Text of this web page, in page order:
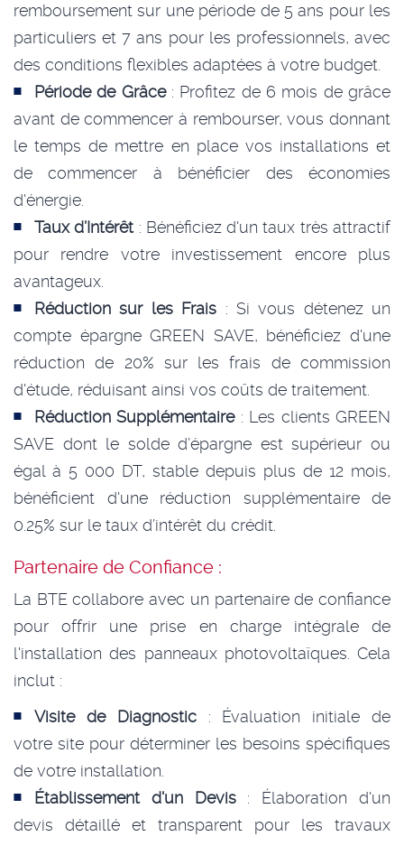
remboursement sur une période de 5 ans pour les
particuliers et 7 ans pour les professionnels, avec
des conditions flexibles adaptées à votre budget.
Période de Grâce: Profitez de 6 mois de grâce
avant de commencer à rembourser, vous donnant
le temps de mettre en place vos installations et
de commencer à bénéficier des économies
d'énergie.
Taux d’Intérêt: Bénéficiez d'un taux très attractif
pour rendre votre investissement encore plus
avantageux.
Réduction sur les Frais : Si vous détenez un
compte épargne GREEN SAVE, bénéficiez d'une
réduction de 20% sur les frais de commission
d'étude, réduisant ainsi vos coûts de traitement.
Réduction Supplémentaire: Les clients GREEN
SAVE dont le solde d’épargne est supérieur ou
égal à 5 000 DT, stable depuis plus de 12 mois,
bénéficient d'une réduction supplémentaire de
0.25% sur le taux d’intérêt du crédit.
Partenaire de Confiance :
La BTE collabore avec un partenaire de confiance
pour offrir une prise en charge intégrale de
l'installation des panneaux photovoltaïques. Cela
inclut :
Visite de Diagnostic: Évaluation initiale de
votre site pour déterminer les besoins spécifiques
de votre installation.
Établissement d'un Devis: Élaboration d'un
devis détaillé et transparent pour les travaux